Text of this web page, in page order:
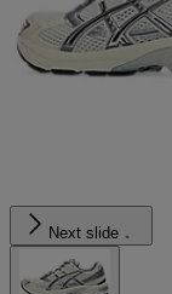
Next slide